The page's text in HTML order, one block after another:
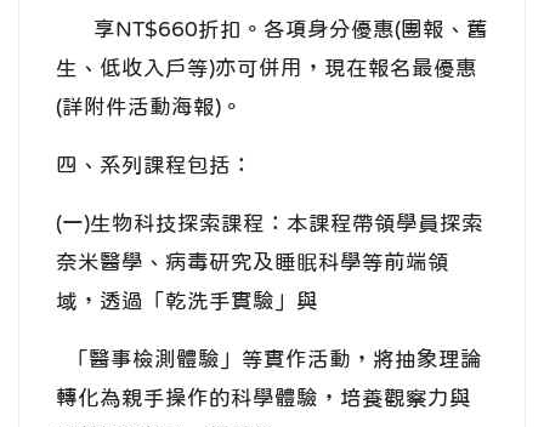
享NT$660折扣。各項身分優惠(團報、舊
生、低收入戶等)亦可併用，現在報名最優惠
(詳附件活動海報)。
四、系列課程包括：
(一)生物科技探索課程：本課程帶領學員探索
奈米醫學、病毒研究及睡眠科學等前端領
域，透過「乾洗手實驗」與
「醫事檢測體驗」等實作活動，將抽象理論
轉化為親手操作的科學體驗，培養觀察力與